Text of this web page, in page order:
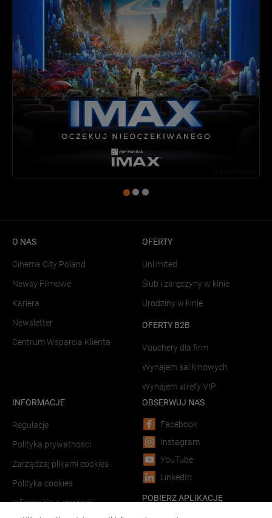
O NAS
Cinema City Poland
Newsy Filmowe
Kariera
Newsletter
Centrum Wsparcia Klienta
OFERTY
Unlimited
Ślub i zaręczyny w kinie
Urodziny w kinie
OFERTY B2B
Vouchery dla firm
Wynajem sal kinowych
Wynajem strefy VIP
INFORMACJE
Regulacje
Polityka prywatności
Zarządzaj plikami cookies
Polityka cookies
Informacja o strategii
OBSERWUJ NAS
Facebook
Instagram
YouTube
LinkedIn
POBIERZ APLIKACJĘ